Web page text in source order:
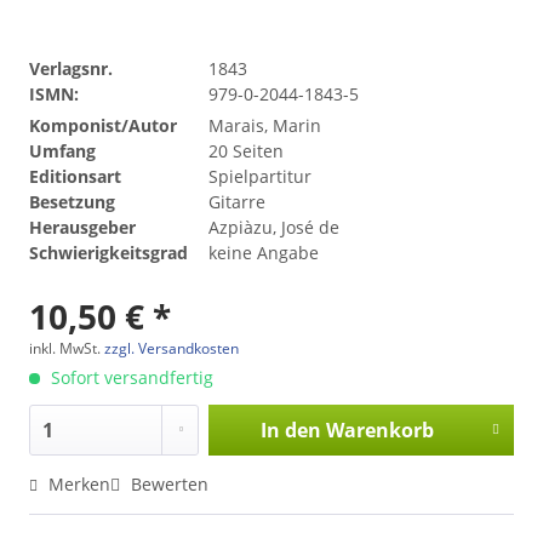
Verlagsnr.
1843
ISMN:
979-0-2044-1843-5
Komponist/Autor
Marais, Marin
Umfang
20 Seiten
Editionsart
Spielpartitur
Besetzung
Gitarre
Herausgeber
Azpiàzu, José de
Schwierigkeitsgrad
keine Angabe
10,50 € *
inkl. MwSt.zzgl. Versandkosten
Sofort versandfertig
In den Warenkorb
Merken Bewerten